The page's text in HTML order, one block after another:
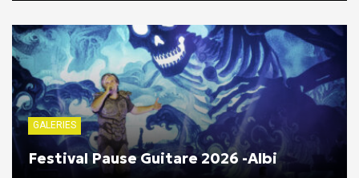
GALERIES
Festival Pause Guitare 2026 -Albi